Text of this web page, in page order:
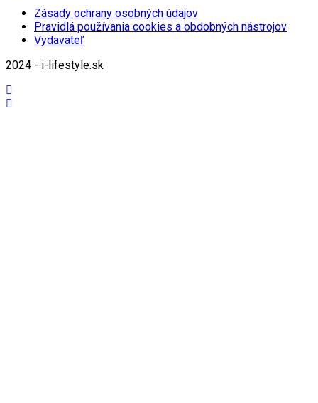
Zásady ochrany osobných údajov
Pravidlá používania cookies a obdobných nástrojov
Vydavateľ
2024 - i-lifestyle.sk